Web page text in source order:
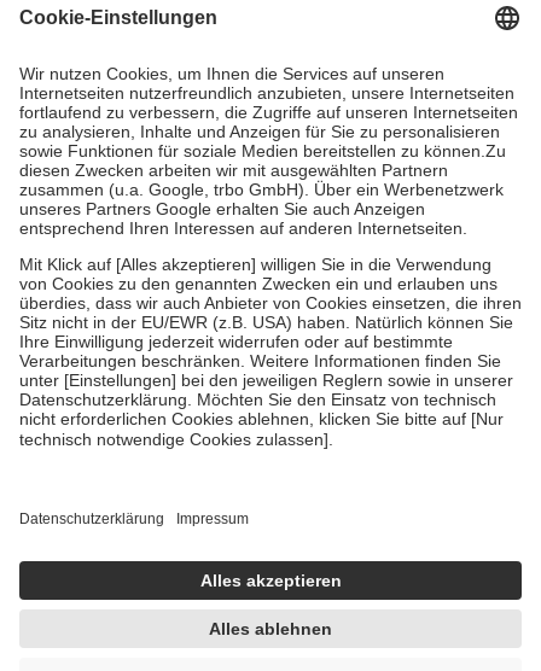
Grundsätzlich leisten Mitglieder Zuzahlungen in Höhe von zehn
höchstens zehn Euro.
Es sind jedoch nie mehr als die tatsächlichen
Kosten der Leistung zu entrichten.
Diese Regeln gelten grundsätzlich auch für Online-Apotheken.
Bei Heilmitteln und häuslicher Krankenpflege beträgt die
Zuzahlung zehn Prozent der Kosten sowie zehn Euro je
Verordnung.
Um das Engagement der Versicherten für ihre eigene Gesundheit zu
stärken und die besondere Stellung der Familie zu unterstützen,
fallenkeine Zuzahlungenan bei:
• Kindern und Jugendlichen bis zum vollendeten 18. Lebensjahr
mit Ausnahme der Fahrkosten
• Untersuchungen zur Vorsorge und Früherkennung, die von der
GKV getragen werden
• empfohlenen Schutzimpfungen
• Harn- und Blutteststreifen
getroffen, um sicherzustellen, dass es sich um echte Bewertungen
https://help.etrusted.com/hc/de/articles/4419944605341
Einige Bilder und Inhalte wurden unter Zuhilfenahme künstlicher